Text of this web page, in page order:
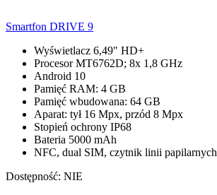
Smartfon DRIVE 9
Wyświetlacz 6,49" HD+
Procesor MT6762D; 8x 1,8 GHz
Android 10
Pamięć RAM: 4 GB
Pamięć wbudowana: 64 GB
Aparat: tył 16 Mpx, przód 8 Mpx
Stopień ochrony IP68
Bateria 5000 mAh
NFC, dual SIM, czytnik linii papilarnych
Dostępność: NIE